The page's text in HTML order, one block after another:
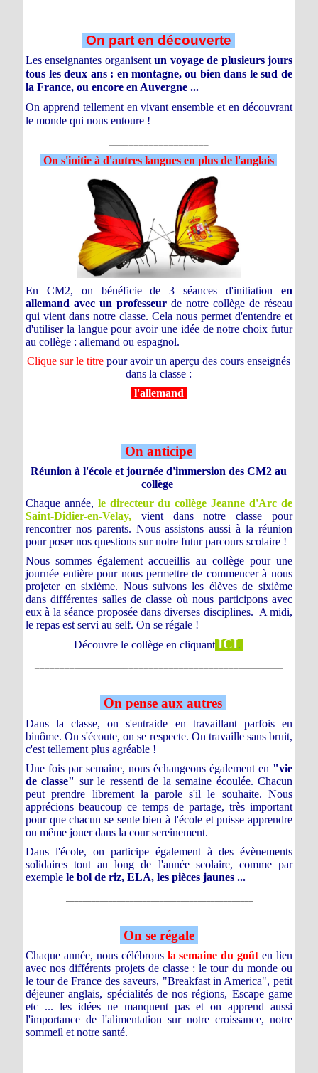
On part en découverte
Les enseignantes organisentun voyage de plusieurs jours
tous les deux ans : en montagne, ou bien dans le sud de
la France, ou encore en Auvergne ...
On apprend tellement en vivant ensemble et en découvrant
le monde qui nous entoure !
On s'initie à d'autres langues en plus de l'anglais
En CM2, on bénéficie de 3 séances d'initiation en
allemand avec un professeur de notre collège de réseau
qui vient dans notre classe. Cela nous permet d'entendre et
d'utiliser la langue pour avoir une idée de notre choix futur
au collège : allemand ou espagnol.
Clique sur le titrepour avoir un aperçu des cours enseignés
dans la classe :
l'allemand
On anticipe
Réunion à l'école et journée d'immersion des CM2 au
collège
Chaque année, le directeur du collège Jeanne d'Arc de
Saint-Didier-en-Velay,
vient dans notre classe pour
rencontrer nos parents. Nous assistons aussi à la réunion
pour poser nos questions sur notre futur parcours scolaire !
Nous sommes également accueillis au collège pour une
journée entière pour nous permettre de commencer à nous
projeter en sixième. Nous suivons les élèves de sixième
dans différentes salles de classe où nous participons avec
eux à la séance proposée dans diverses disciplines. A midi,
le repas est servi au self. On se régale !
Découvre le collège en cliquant ICI.
On pense aux autres
Dans la classe, on s'entraide en travaillant parfois en
binôme. On s'écoute, on se respecte. On travaille sans bruit,
c'est tellement plus agréable !
Une fois par semaine, nous échangeons également en "vie
de classe" sur le ressenti de la semaine écoulée. Chacun
peut prendre librement la parole s'il le souhaite. Nous
apprécions beaucoup ce temps de partage, très important
pour que chacun se sente bien à l'école et puisse apprendre
ou même jouer dans la cour sereinement.
Dans l'école, on participe également à des évènements
solidaires tout au long de l'année scolaire, comme par
exemplele bol de riz, ELA,les pièces jaunes ...
On se régale
Chaque année, nous célébrons la semaine du goût en lien
avec nos différents projets de classe : le tour du monde ou
le tour de France des saveurs, "Breakfast in America", petit
déjeuner anglais, spécialités de nos régions, Escape game
etc ... les idées ne manquent pas et on apprend aussi
l'importance de l'alimentation sur notre croissance, notre
sommeil et notre santé.